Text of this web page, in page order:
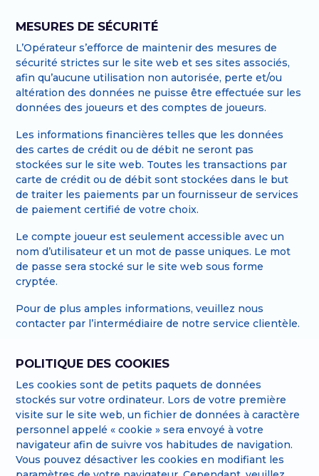
MESURES DE SÉCURITÉ
L’Opérateur s’efforce de maintenir des mesures de
sécurité strictes sur le site web et ses sites associés,
afin qu’aucune utilisation non autorisée, perte et/ou
altération des données ne puisse être effectuée sur les
données des joueurs et des comptes de joueurs.
Les informations financières telles que les données
des cartes de crédit ou de débit ne seront pas
stockées sur le site web. Toutes les transactions par
carte de crédit ou de débit sont stockées dans le but
de traiter les paiements par un fournisseur de services
de paiement certifié de votre choix.
Le compte joueur est seulement accessible avec un
nom d’utilisateur et un mot de passe uniques. Le mot
de passe sera stocké sur le site web sous forme
cryptée.
Pour de plus amples informations, veuillez nous
contacter par l’intermédiaire de notre service clientèle.
POLITIQUE DES COOKIES
Les cookies sont de petits paquets de données
stockés sur votre ordinateur. Lors de votre première
visite sur le site web, un fichier de données à caractère
personnel appelé « cookie » sera envoyé à votre
navigateur afin de suivre vos habitudes de navigation.
Vous pouvez désactiver les cookies en modifiant les